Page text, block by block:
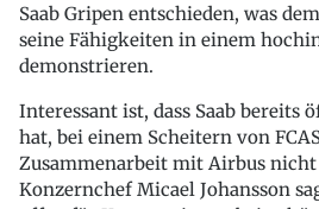
Saab Gripen entschieden, was
seine Fähigkeiten in einem
demonstrieren.
Interessant ist, dass Saab bereits
hat, bei einem Scheitern von
Zusammenarbeit mit Airbus nicht
Konzernchef Micael Johansson